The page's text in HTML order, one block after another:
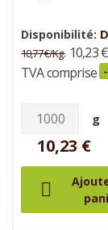
Disponibilité:
10,77 €/Kg. 10,23
TVA comprise
g
10,23 €
